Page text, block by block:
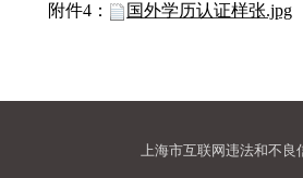
附件4 ：
国外学历认证样张.jpg
上海市互联网违法和不良